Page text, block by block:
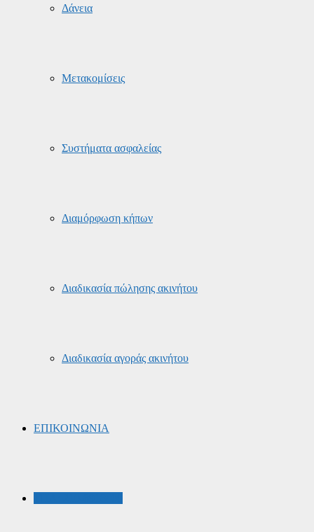
Δάνεια
Μετακομίσεις
Συστήματα ασφαλείας
Διαμόρφωση κήπων
Διαδικασία πώλησης ακινήτου
Διαδικασία αγοράς ακινήτου
ΕΠΙΚΟΙΝΩΝΙΑ